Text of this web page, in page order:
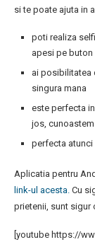
si te poate ajuta in
poti realiza
apesi pe buton
ai posibilitatea
singura mana
este perfecta
jos,
perfecta
Aplicatia pentru
link-ul acesta. Cu
prietenii, sunt sigur
[youtube https://